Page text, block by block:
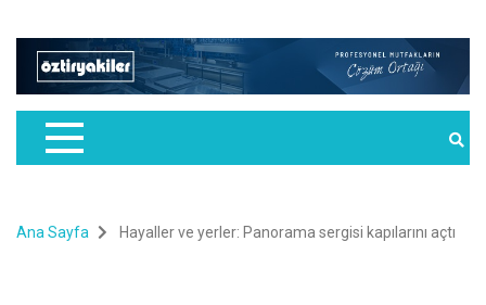
Ana Sayfa Hayaller ve yerler: Panorama sergisi kapılarını açtı